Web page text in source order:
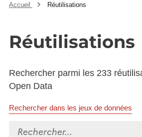
Accueil Réutilisations
Réutilisations
Rechercher parmi les 233
Open Data
Rechercher dans les jeux de données
Rechercher...